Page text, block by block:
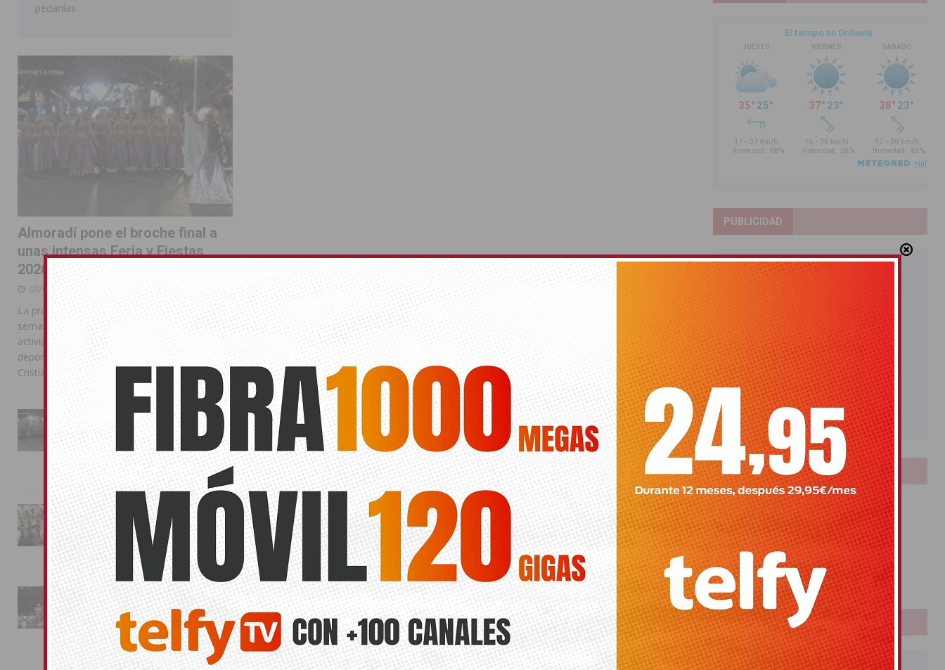
pedanías
Almoradí pone el broche final a
unas intensas Feria y Fiestas
2026
03/08/2026
La programación reunió durante más de una
semana actos institucionales, conciertos,
actividades familiares, competiciones
deportivas y las celebraciones de Moros y
Cristianos
La Entrada Cristiana llena de
esplendor las calles de
Almoradí en una multitudinaria
jornada festera
02/08/2026
La magia de la Entrada Mora
conquista las calles de
Almoradí
01/08/2026
La fiesta se adueña de
Almoradí con la presentación
de los cargos festeros y la
toma del castillo
31/07/2026
PUBLICIDAD
LOTERIAS
Bonoloto
Primitiva
El Gordo
Euromillones
Loteria
Once
PUBLICIDAD